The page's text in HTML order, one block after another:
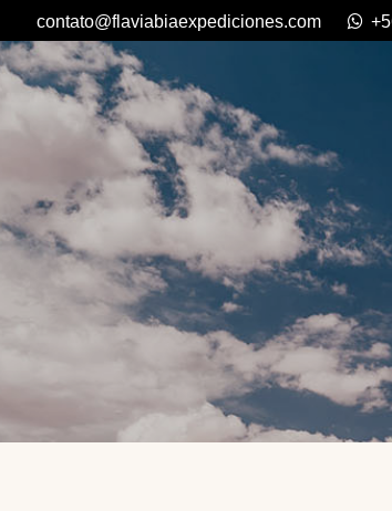
contato@flaviabiaexpediciones.com